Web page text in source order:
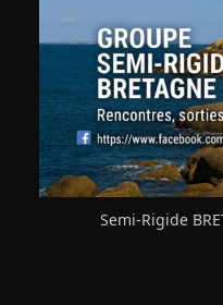
Semi-Rigide